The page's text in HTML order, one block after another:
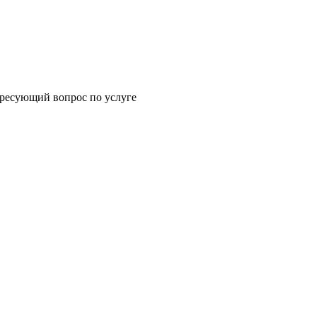
вопрос по услуге